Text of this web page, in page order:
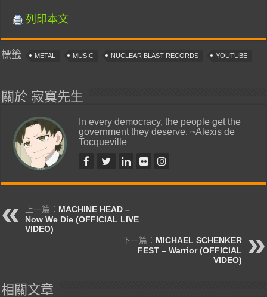
列印本文
標籤 METAL MUSIC NUCLEAR BLAST RECORDS YOUTUBE
關於 寂寞先生
In every democracy, the people get the
government they deserve. ~Alexis de
Tocqueville
上一篇： MACHINE HEAD –
Now We Die (OFFICIAL LIVE
VIDEO)
下一篇： MICHAEL SCHENKER
FEST – Warrior (OFFICIAL
VIDEO)
相關文章